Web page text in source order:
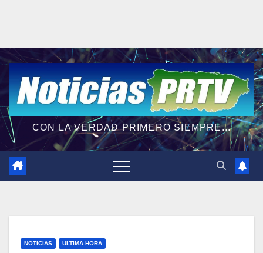
CON LA VERDAD PRIMERO SIEMPRE...
NOTICIAS ULTIMA HORA